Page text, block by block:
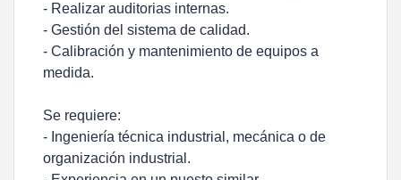
- Realizar auditorias internas.
- Gestión del sistema de calidad.
- Calibración y mantenimiento de equipos a
medida.
Se requiere:
- Ingeniería técnica industrial, mecánica o de
organización industrial.